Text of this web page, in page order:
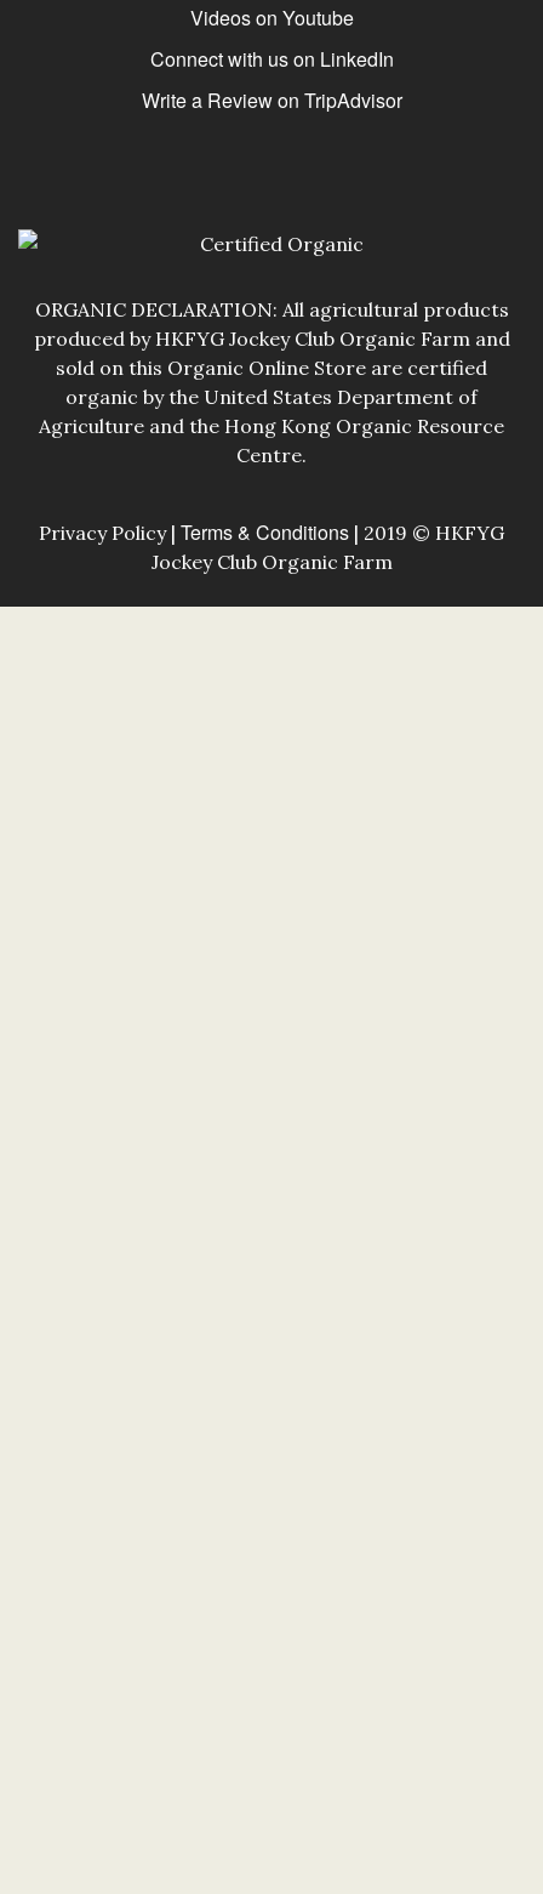
Videos on Youtube
Connect with us on LinkedIn
Write a Review on TripAdvisor
ORGANIC DECLARATION: All agricultural products
produced by HKFYG Jockey Club Organic Farm and
sold on this Organic Online Store are certified
organic by the United States Department of
Agriculture and the Hong Kong Organic Resource
Centre.
Privacy Policy | Terms & Conditions | 2019 © HKFYG
Jockey Club Organic Farm